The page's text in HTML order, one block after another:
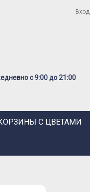
Вход
с 9:00 до 21:00
С ЦВЕТАМИ